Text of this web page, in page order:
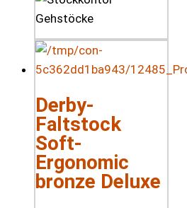
Derby-
Faltstock
Soft-
Ergonomic
bronze Deluxe